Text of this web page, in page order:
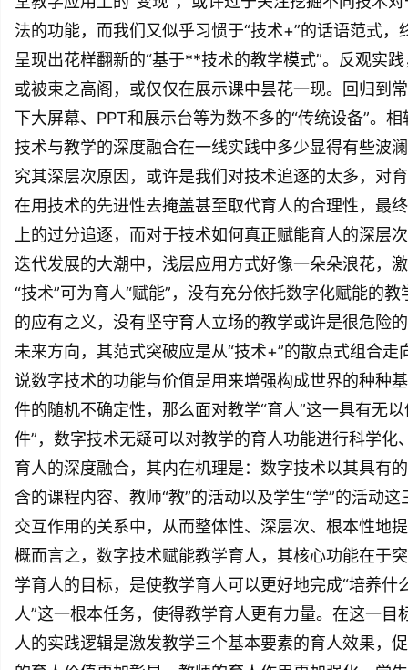
法的功能，而我们又似乎习惯于“技术+”的话语范式
呈现出花样翻新的“基于**技术的教学模式”。反观实
或被束之高阁，或仅仅在展示课中昙花一现。回归到
下大屏幕、PPT和展示台等为数不多的“传统设备”。
技术与教学的深度融合在一线实践中多少显得有些波
究其深层次原因，或许是我们对技术追逐的太多，对
在用技术的先进性去掩盖甚至取代育人的合理性，最
上的过分追逐，而对于技术如何真正赋能育人的深层
迭代发展的大潮中，浅层应用方式好像一朵朵浪花，
“技术”可为育人“赋能”，没有充分依托数字化赋能的
的应有之义，没有坚守育人立场的教学或许是很危险
未来方向，其范式突破应是从“技术+”的散点式组合走
说数字技术的功能与价值是用来增强构成世界的种种
件的随机不确定性，那么面对教学“育人”这一具有无
件”，数字技术无疑可以对教学的育人功能进行科学化
育人的深度融合，其内在机理是：数字技术以其具有
含的课程内容、教师“教”的活动以及学生“学”的活动
交互作用的关系中，从而整体性、深层次、根本性地
概而言之，数字技术赋能教学育人，其核心功能在于
学育人的目标，是使教学育人可以更好地完成“培养什
人”这一根本任务，使得教学育人更有力量。在这一目
人的实践逻辑是激发教学三个基本要素的育人效果，